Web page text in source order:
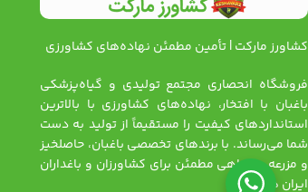
کشاورز مارکت | تأمین مطمئن نهاده‌های کشاورزی
فروشگاه انحصاری مجتمع تولیدی و گیاه‌پزشکی
باغبان با افتخار، نهاده‌های کشاورزی با بالاترین
استانداردهای کیفیت را مستقیماً از تولید به دست
شما می‌رساند. با برندهای تخصصی باغبان، حاصلخیز
و مزرعه، همراهی مطمئن برای کشاورزان و باغداران
ایران هستیم.